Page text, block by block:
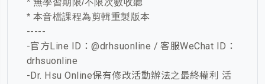
* 無學習期限/不限次數收聽
* 本音檔課程為剪輯重製版本
-----
-官方Line ID：@drhsuonline / 客服WeChat ID：
drhsuonline
-Dr. Hsu Online保有修改活動辦法之最終權利 活